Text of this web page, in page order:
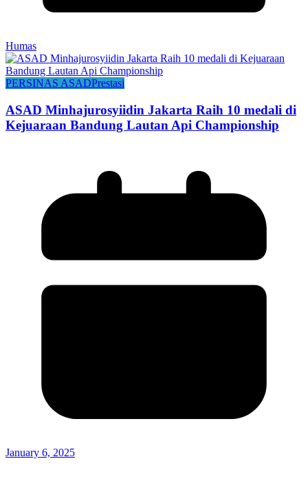
Humas
PERSINAS ASADPrestasi
ASAD Minhajurosyiidin Jakarta Raih 10 medali di
Kejuaraan Bandung Lautan Api Championship
January 6, 2025